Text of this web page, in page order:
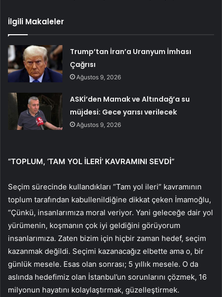
İlgili Makaleler
Trump’tan İran’a Uranyum İmhası
Çağrısı
Ağustos 9, 2026
ASKİ’den Mamak ve Altındağ’a su
müjdesi: Gece yarısı verilecek
Ağustos 9, 2026
“TOPLUM, ‘TAM YOL İLERİ’ KAVRAMINI SEVDİ”
Seçim sürecinde kullandıkları “Tam yol ileri” kavramının
toplum tarafından kabullenildiğine dikkat çeken İmamoğlu,
“Çünkü, insanlarımıza moral veriyor. Yani geleceğe dair yol
yürümenin, koşmanın çok iyi geldiğini görüyorum
insanlarımıza. Zaten bizim için hiçbir zaman hedef, seçim
kazanmak değildi. Seçimi kazanacağız elbette ama o, bir
günlük mesele. Esas olan sonrası; 5 yıllık mesele. O da
aslında hedefimiz olan İstanbul’un sorunlarını çözmek, 16
milyonun hayatını kolaylaştırmak, güzelleştirmek.